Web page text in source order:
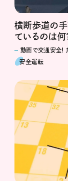
横断歩道の
ているのは何
動画で交通安全!
安全運転